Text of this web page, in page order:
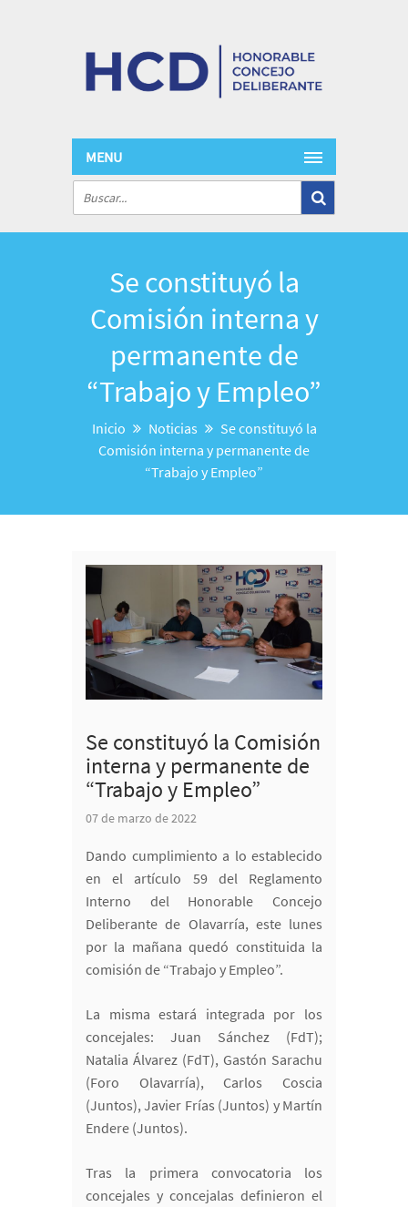
MENU
Se constituyó la
Comisión interna y
permanente de
“Trabajo y Empleo”
Inicio Noticias
Se constituyó la
Comisión interna y permanente de
“Trabajo y Empleo”
Se constituyó la Comisión
interna y permanente de
“Trabajo y Empleo”
07 de marzo de 2022
Dando cumplimiento a lo establecido
en el artículo 59 del Reglamento
Interno del Honorable Concejo
Deliberante de Olavarría, este lunes
por la mañana quedó constituida la
comisión de “Trabajo y Empleo”.
La misma estará integrada por los
concejales: Juan Sánchez (FdT);
Natalia Álvarez (FdT), Gastón Sarachu
(Foro Olavarría), Carlos Coscia
(Juntos), Javier Frías (Juntos) y Martín
Endere (Juntos).
Tras la primera convocatoria los
concejales y concejalas definieron el